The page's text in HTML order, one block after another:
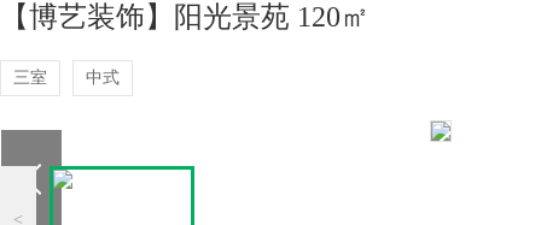
【博艺装饰】阳光景苑 120㎡
三室 中式
<